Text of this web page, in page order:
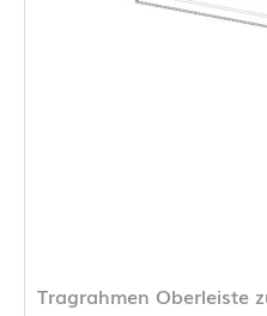
Tragrahmen Oberleiste